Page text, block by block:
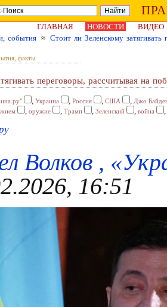
ГЛАВНАЯ НОВОСТИ
ВИДЕО
события ≈ Стоит ли Зеленскому
факты
переговоры, рассчитывая на
, Украина , Россия , США , Джо
, оружие , Трамп , Зеленский , война ,
Волков ,
16:51